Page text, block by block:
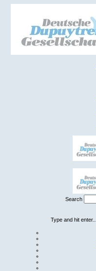
Search
Type and hit enter...